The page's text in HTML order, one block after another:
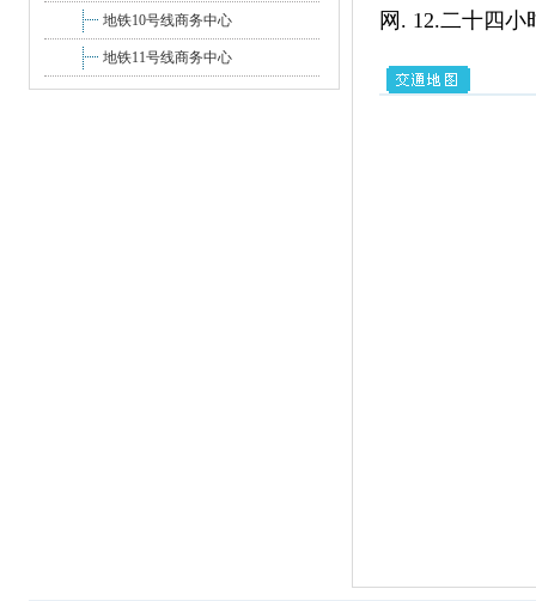
地铁10号线商务中心
地铁11号线商务中心
网. 12.二十四小